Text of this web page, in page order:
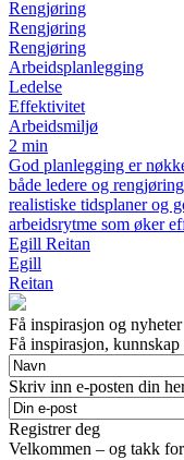
Rengjøring
Rengjøring
Rengjøring
Arbeidsplanlegging
Ledelse
Effektivitet
Arbeidsmiljø
2 min
God planlegging er
både ledere og
realistiske tidsplaner og
arbeidsrytme som øker
Egill Reitan
Egill
Reitan
Få inspirasjon og
Få inspirasjon,
Skriv inn e-posten din
Registrer deg
Velkommen – og takk